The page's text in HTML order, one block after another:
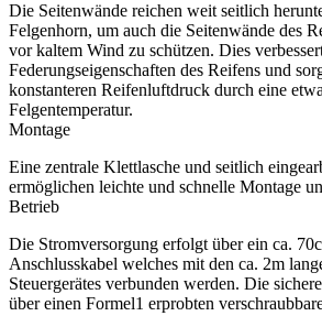
Die Seitenwände reichen weit seitlich
Felgenhorn, um auch die Seitenwände des
vor kaltem Wind zu schützen. Dies
Federungseigenschaften des Reifens und
konstanteren Reifenluftdruck durch eine
Felgentemperatur.
Montage
Eine zentrale Klettlasche und seitlich
ermöglichen leichte und schnelle Montage
Betrieb
Die Stromversorgung erfolgt über ein ca.
Anschlusskabel welches mit den ca. 2m
Steuergerätes verbunden werden. Die
über einen Formel1 erprobten